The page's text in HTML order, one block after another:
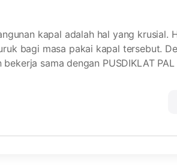
kapal adalah hal yang
bagi masa pakai kapal tersebut.
bekerja sama dengan PUSDIKLAT